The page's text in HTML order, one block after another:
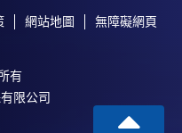
。
本學院設有報名服務的教
網站地圖 無障礙網頁
有
限公司